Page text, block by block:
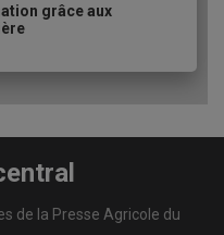
grâce aux
de la Presse Agricole du